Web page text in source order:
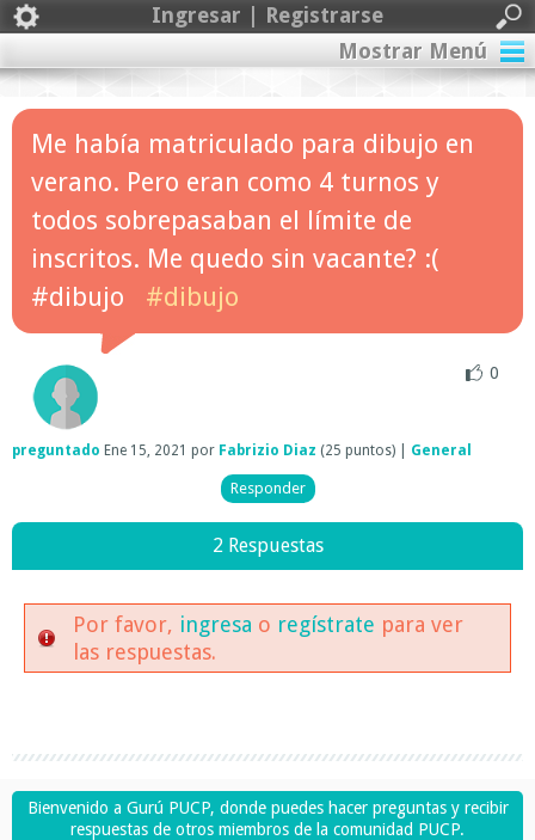
Ingresar | Registrarse
Mostrar Menú
Me había matriculado para dibujo en
verano. Pero eran como 4 turnos y
todos sobrepasaban el límite de
inscritos. Me quedo sin vacante? :(
#dibujo
#dibujo
0
preguntado Ene 15, 2021 por Fabrizio Diaz (25 puntos) General
2 Respuestas
Por favor, ingresa o regístrate para ver
las respuestas.
Bienvenido a Gurú PUCP, donde puedes hacer preguntas y recibir
respuestas de otros miembros de la comunidad PUCP.